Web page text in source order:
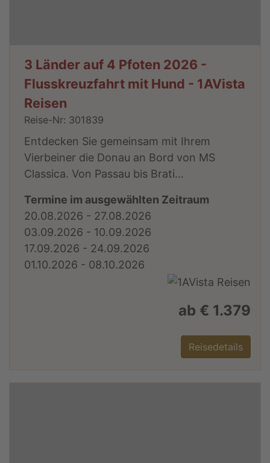
3 Länder auf 4 Pfoten 2026 -
Flusskreuzfahrt mit Hund - 1AVista
Reisen
Reise-Nr: 301839
Entdecken Sie gemeinsam mit Ihrem
Vierbeiner die Donau an Bord von MS
Classica. Von Passau bis Brati...
Termine im ausgewählten Zeitraum
20.08.2026 - 27.08.2026
03.09.2026 - 10.09.2026
17.09.2026 - 24.09.2026
01.10.2026 - 08.10.2026
ab € 1.379
Reisedetails